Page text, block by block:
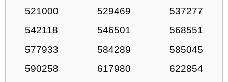
521000
529469
537277
542118
546501
568551
577933
584289
585045
590258
617980
622854